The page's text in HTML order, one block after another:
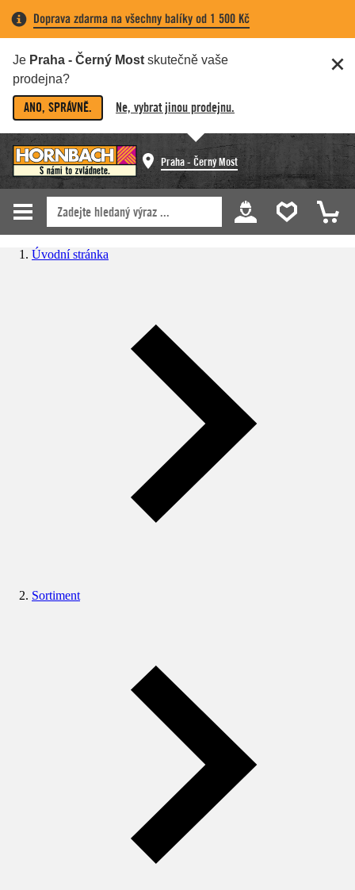
Doprava zdarma na všechny balíky od 1 500 Kč
Je Praha - Černý Most skutečně vaše
prodejna?
ANO, SPRÁVNĚ. Ne, vybrat jinou prodejnu.
Praha - Černý Most
Úvodní stránka
Sortiment